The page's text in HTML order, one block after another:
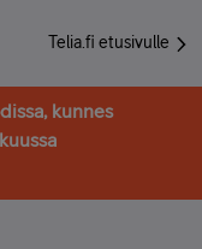
Telia.fi etusivulle
kunnes